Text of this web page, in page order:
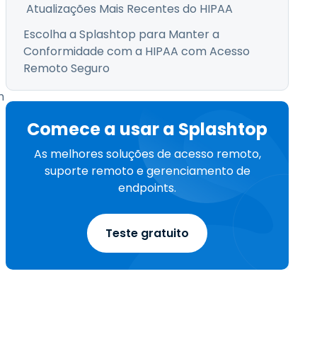
Atualizações Mais Recentes do HIPAA
Escolha a Splashtop para Manter a
Conformidade com a HIPAA com Acesso
Remoto Seguro
Comece a usar a Splashtop
As melhores soluções de acesso remoto,
suporte remoto e gerenciamento de
endpoints.
Teste gratuito